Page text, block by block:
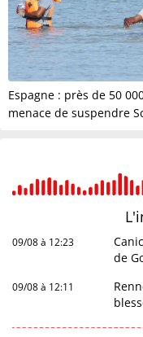
Espagne : près de 50
menace de suspendre
09/08 à 12:23
de
09/08 à 12:11